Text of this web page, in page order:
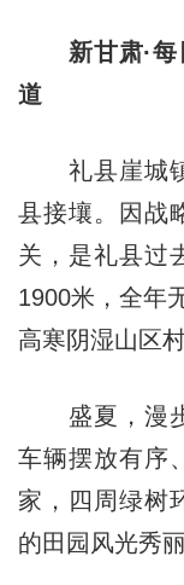
新甘肃·
道
礼县崖城镇
县接壤。因战
关，是礼县过
1900米，全年
高寒阴湿山区村
盛夏，漫步
车辆摆放有序
家，四周绿树
的田园风光秀丽